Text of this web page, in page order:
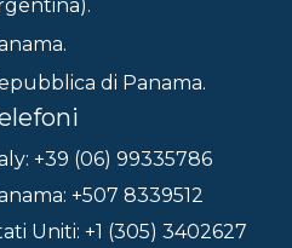
di Panama.
+39 (06) 99335786
+507 8339512
Uniti: +1 (305) 3402627